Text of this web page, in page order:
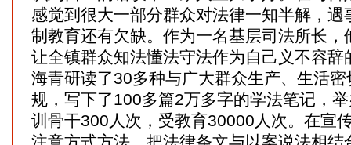
感觉到很大一部分群众对法律一知半解，遇
制教育还有欠缺。作为一名基层司法所长，
让全镇群众知法懂法守法作为自己义不容辞
海青研读了30多种与广大群众生产、生活
规，写下了100多篇2万多字的学法笔记，
训骨干300人次，受教育30000人次。在宣